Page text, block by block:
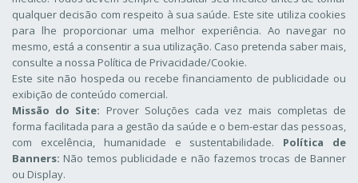
qualquer decisão com respeito à sua saúde. Este site utiliza cookies
para lhe proporcionar uma melhor experiência. Ao navegar no
mesmo, está a consentir a sua utilização. Caso pretenda saber mais,
consulte a nossa Política de Privacidade/Cookie.
Este site não hospeda ou recebe financiamento de publicidade ou
exibição de conteúdo comercial.
Missão do Site: Prover Soluções cada vez mais completas de
forma facilitada para a gestão da saúde e o bem-estar das pessoas,
com excelência, humanidade e sustentabilidade. Política de
Banners: Não temos publicidade e não fazemos trocas de Banner
ou Display.